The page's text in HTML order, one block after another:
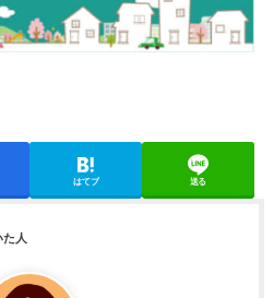
はてブ 送る